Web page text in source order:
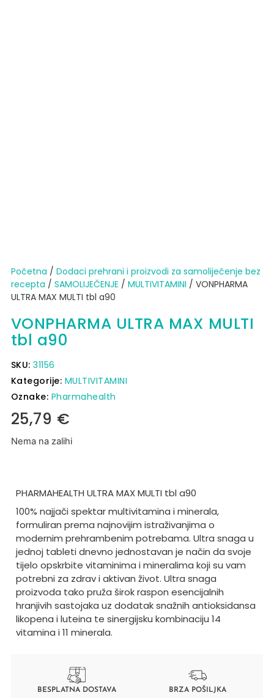
Početna / Dodaci prehrani i proizvodi za samoliječenje bez
recepta / SAMOLIJEČENJE / MULTIVITAMINI / VONPHARMA
ULTRA MAX MULTI tbl a90
VONPHARMA ULTRA MAX MULTI
tbl a90
SKU:31156
Kategorije: MULTIVITAMINI
Oznake: Pharmahealth
25,79 €
Nema na zalihi
PHARMAHEALTH ULTRA MAX MULTI tbl a90
100% najjači spektar multivitamina i minerala,
formuliran prema najnovijim istraživanjima o
modernim prehrambenim potrebama. Ultra snaga u
jednoj tableti dnevno jednostavan je način da svoje
tijelo opskrbite vitaminima i mineralima koji su vam
potrebni za zdrav i aktivan život. Ultra snaga
proizvoda tako pruža širok raspon esencijalnih
hranjivih sastojaka uz dodatak snažnih antioksidansa
likopena i luteina te sinergijsku kombinaciju 14
vitamina i 11 minerala.
BESPLATNA DOSTAVA BRZA POŠILJKA